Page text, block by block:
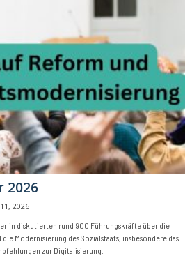
2026
2026
diskutierten rund 900 Führungskräfte über die
Modernisierung des Sozialstaats, insbesondere das
zur Digitalisierung.